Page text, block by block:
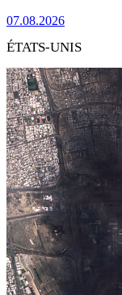
07.08.2026
ÉTATS-UNIS